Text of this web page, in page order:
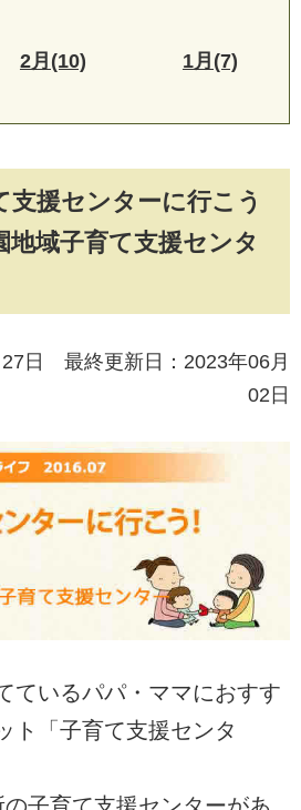
援センターに行こう
地域子育て支援センタ
日 最終更新日：2023年06月
02日
ているパパ・ママにおすす
ト「子育て支援センタ
2月(10) 1月(7)